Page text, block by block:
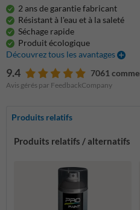
2 ans de garantie fabricant
Résistant à l'eau et à la saleté
Séchage rapide
Produit écologique
Découvrez tous les avantages
9.4 7061
Avis gérés par FeedbackCompany
Produits relatifs
Produits relatifs / alternatifs